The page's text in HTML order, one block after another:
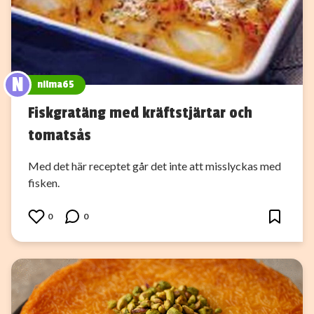
N nilma65
Fiskgratäng med kräftstjärtar och
tomatsås
Med det här receptet går det inte att misslyckas med
fisken.
0 0